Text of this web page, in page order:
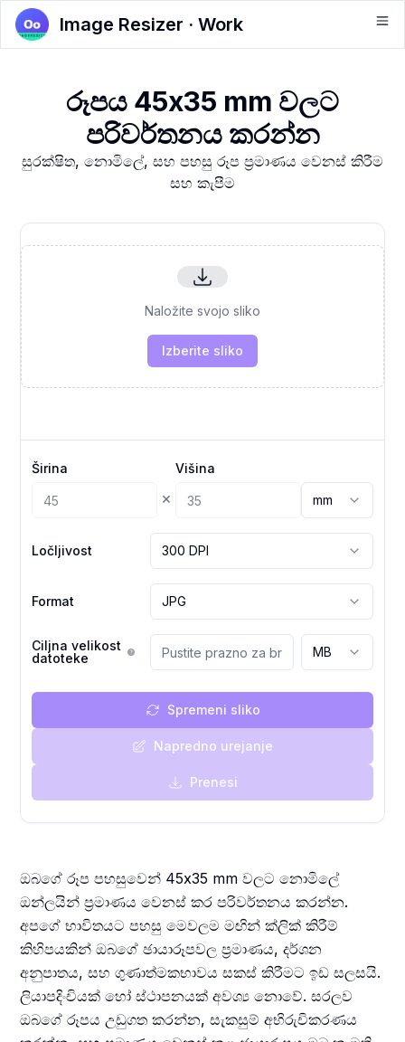
Image Resizer · Work
රූපය 45x35 mm වලට
පරිවර්තනය කරන්න
සුරක්ෂිත, නොමිලේ, සහ පහසු රූප ප්‍රමාණය වෙනස් කිරීම
සහ කැපීම
Naložite svojo sliko
Izberite sliko
Širina
×
Višina
mm
Ločljivost 300 DPI
Format JPG
Ciljna velikost
datoteke
MB
Spremeni sliko
Napredno urejanje
Prenesi
ඔබගේ රූප පහසුවෙන් 45x35 mm වලට නොමිලේ
ඔන්ලයින් ප්‍රමාණය වෙනස් කර පරිවර්තනය කරන්න.
අපගේ භාවිතයට පහසු මෙවලම මඟින් ක්ලික් කිරීම්
කිහිපයකින් ඔබගේ ඡායාරූපවල ප්‍රමාණය, දර්ශන
අනුපාතය, සහ ගුණාත්මකභාවය සකස් කිරීමට ඉඩ සලසයි.
ලියාපදිංචියක් හෝ ස්ථාපනයක් අවශ්‍ය නොවේ. සරලව
ඔබගේ රූපය උඩුගත කරන්න, සැකසුම් අභිරුචිකරණය